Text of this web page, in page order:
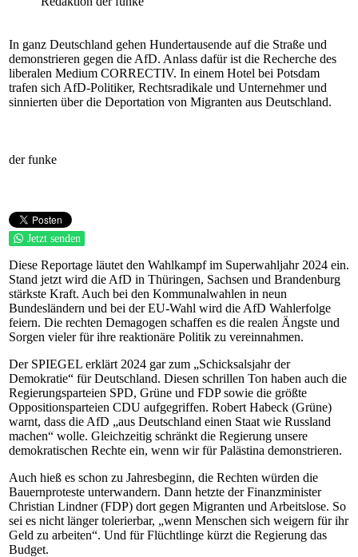
In ganz Deutschland gehen Hundertausende auf die Straße und
demonstrieren gegen die AfD. Anlass dafür ist die Recherche des
liberalen Medium CORRECTIV. In einem Hotel bei Potsdam
trafen sich AfD-Politiker, Rechtsradikale und Unternehmer und
sinnierten über die Deportation von Migranten aus Deutschland.
der funke
Jetzt senden
Diese Reportage läutet den Wahlkampf im Superwahljahr 2024 ein.
Stand jetzt wird die AfD in Thüringen, Sachsen und Brandenburg
stärkste Kraft. Auch bei den Kommunalwahlen in neun
Bundesländern und bei der EU-Wahl wird die AfD Wahlerfolge
feiern. Die rechten Demagogen schaffen es die realen Ängste und
Sorgen vieler für ihre reaktionäre Politik zu vereinnahmen.
Der SPIEGEL erklärt 2024 gar zum „Schicksalsjahr der
Demokratie“ für Deutschland. Diesen schrillen Ton haben auch die
Regierungsparteien SPD, Grüne und FDP sowie die größte
Oppositionsparteien CDU aufgegriffen. Robert Habeck (Grüne)
warnt, dass die AfD „aus Deutschland einen Staat wie Russland
machen“ wolle. Gleichzeitig schränkt die Regierung unsere
demokratischen Rechte ein, wenn wir für Palästina demonstrieren.
Auch hieß es schon zu Jahresbeginn, die Rechten würden die
Bauernproteste unterwandern. Dann hetzte der Finanzminister
Christian Lindner (FDP) dort gegen Migranten und Arbeitslose. So
sei es nicht länger tolerierbar, „wenn Menschen sich weigern für ihr
Geld zu arbeiten“. Und für Flüchtlinge kürzt die Regierung das
Budget.